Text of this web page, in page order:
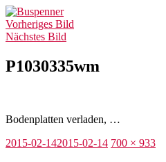
Zum
Inhalt
springen
Buspenner
Vorheriges Bild
Nächstes Bild
P1030335wm
Bodenplatten verladen, …
Veröffentlicht
2015-02-142015-02-14 Originalgröße
700 × 933